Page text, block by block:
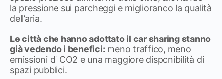
la pressione sui parcheggi e migliorando la qualità
dell’aria.
Le città che hanno adottato il car sharing stanno
già vedendo i benefici: meno traffico, meno
emissioni di CO2 e una maggiore disponibilità di
spazi pubblici.